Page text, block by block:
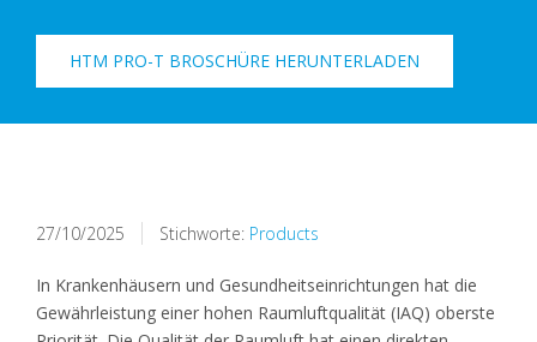
HTM PRO-T BROSCHÜRE HERUNTERLADEN
27/10/2025 Stichworte: Products
In Krankenhäusern und Gesundheitseinrichtungen hat die
Gewährleistung einer hohen Raumluftqualität (IAQ) oberste